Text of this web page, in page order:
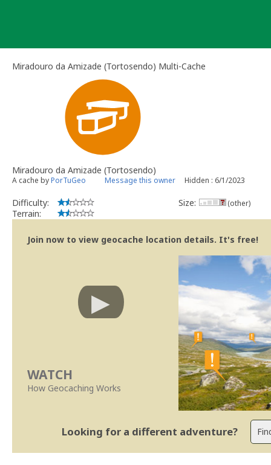
Miradouro da Amizade (Tortosendo) Multi-Cache
Miradouro da Amizade (Tortosendo)
A cache byPorTuGeo Message this owner Hidden : 6/1/2023
Difficulty:
Terrain:
Size: (other)
Join now to view geocache location details. It's free!
WATCH
How Geocaching Works
Looking for a different adventure?